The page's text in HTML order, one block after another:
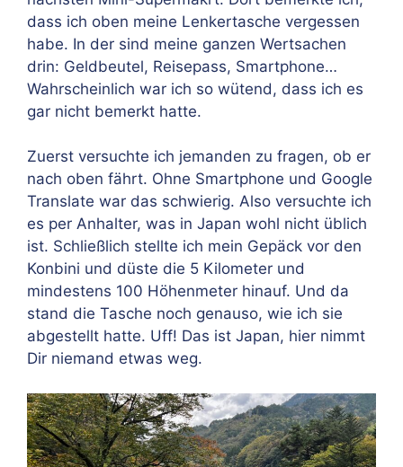
dass ich oben meine Lenkertasche vergessen
habe. In der sind meine ganzen Wertsachen
drin: Geldbeutel, Reisepass, Smartphone…
Wahrscheinlich war ich so wütend, dass ich es
gar nicht bemerkt hatte.
Zuerst versuchte ich jemanden zu fragen, ob er
nach oben fährt. Ohne Smartphone und Google
Translate war das schwierig. Also versuchte ich
es per Anhalter, was in Japan wohl nicht üblich
ist. Schließlich stellte ich mein Gepäck vor den
Konbini und düste die 5 Kilometer und
mindestens 100 Höhenmeter hinauf. Und da
stand die Tasche noch genauso, wie ich sie
abgestellt hatte. Uff! Das ist Japan, hier nimmt
Dir niemand etwas weg.